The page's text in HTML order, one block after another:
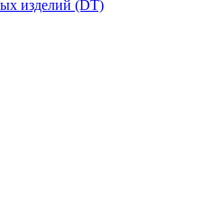
изделий (DT)